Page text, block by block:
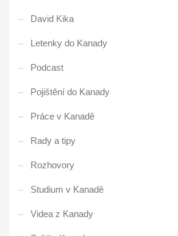
David Kika
Letenky do Kanady
Podcast
Pojištění do Kanady
Práce v Kanadě
Rady a tipy
Rozhovory
Studium v Kanadě
Videa z Kanady